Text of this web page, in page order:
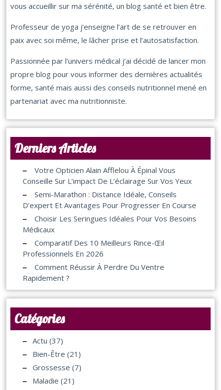
vous accueillir sur ma sérénité, un blog santé et bien être.
Professeur de yoga j’enseigne l’art de se retrouver en
paix avec soi même, le lâcher prise et l’autosatisfaction.
Passionnée par l’univers médical j’ai décidé de lancer mon
propre blog pour vous informer des dernières actualités
forme, santé mais aussi des conseils nutritionnel mené en
partenariat avec ma nutritionniste.
Derniers Articles
Votre Opticien Alain Afflelou À Épinal Vous
Conseille Sur L’impact De L’éclairage Sur Vos Yeux
Semi-Marathon : Distance Idéale, Conseils
D’expert Et Avantages Pour Progresser En Course
Choisir Les Seringues Idéales Pour Vos Besoins
Médicaux
Comparatif Des 10 Meilleurs Rince-Œil
Professionnels En 2026
Comment Réussir À Perdre Du Ventre
Rapidement ?
Catégories
Actu (37)
Bien-Être (21)
Grossesse (7)
Maladie (21)